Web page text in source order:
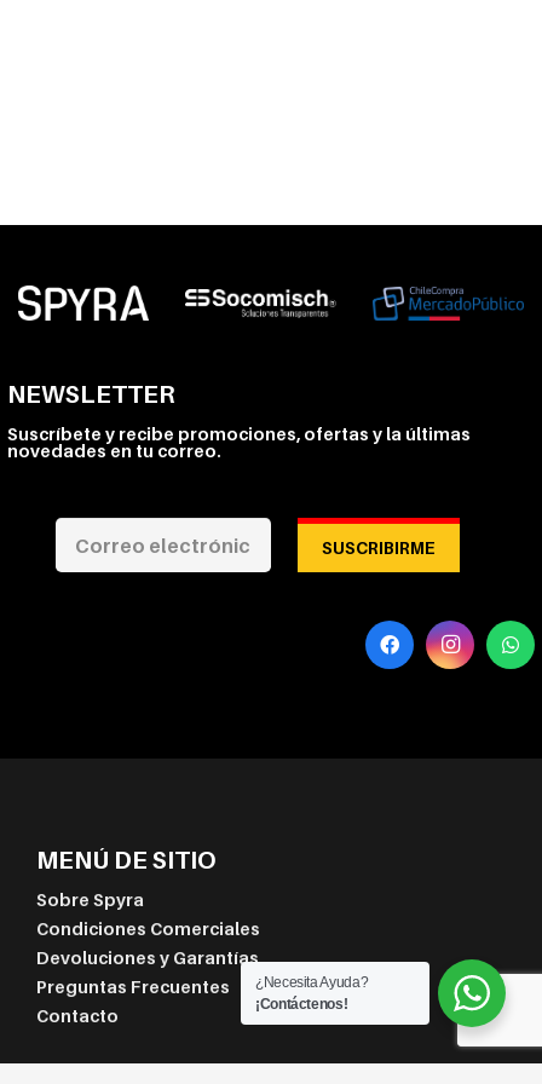
NEWSLETTER
Suscríbete y recibe promociones, ofertas y la últimas
novedades en tu correo.
SUSCRIBIRME
MENÚ DE SITIO
Sobre Spyra
Condiciones Comerciales
Devoluciones y Garantías
Preguntas Frecuentes
Contacto
¿Necesita Ayuda?
¡Contáctenos!